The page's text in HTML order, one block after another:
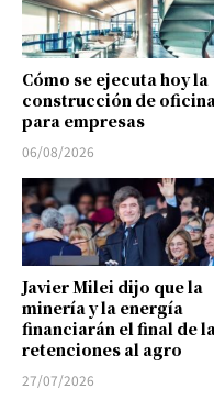
Cómo se ejecuta hoy la
construcción de
para empresas
06/08/2026
Javier Milei dijo que la
minería y la energía
financiarán el final de
retenciones al agro
27/07/2026